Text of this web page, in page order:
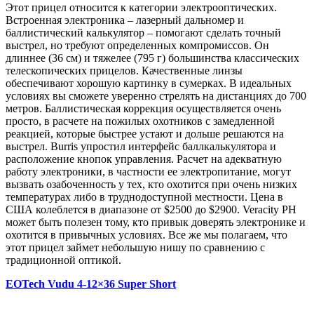
Этот прицел относится к категории электрооптических.
Встроенная электроника – лазерный дальномер и
баллистический калькулятор – помогают сделать точный
выстрел, но требуют определенных компромиссов. Он
длиннее (36 см) и тяжелее (795 г) большинства классических
телескопических прицелов. Качественные линзы
обеспечивают хорошую картинку в сумерках. В идеальных
условиях вы сможете уверенно стрелять на дистанциях до 700
метров. Баллистическая коррекция осуществляется очень
просто, в расчете на пожилых охотников с замедленной
реакцией, которые быстрее устают и дольше решаются на
выстрел. Burris упростил интерфейс баллкалькулятора и
расположение кнопок управления. Расчет на адекватную
работу электроники, в частности ее электропитание, могут
вызвать озабоченность у тех, кто охотится при очень низких
температурах либо в труднодоступной местности. Цена в
США колеблется в диапазоне от $2500 до $2900. Veracity PH
может быть полезен тому, кто привык доверять электронике и
охотится в привычных условиях. Все же мы полагаем, что
этот прицел займет небольшую нишу по сравнению с
традиционной оптикой.
EOTech Vudu 4-12×36 Super Short